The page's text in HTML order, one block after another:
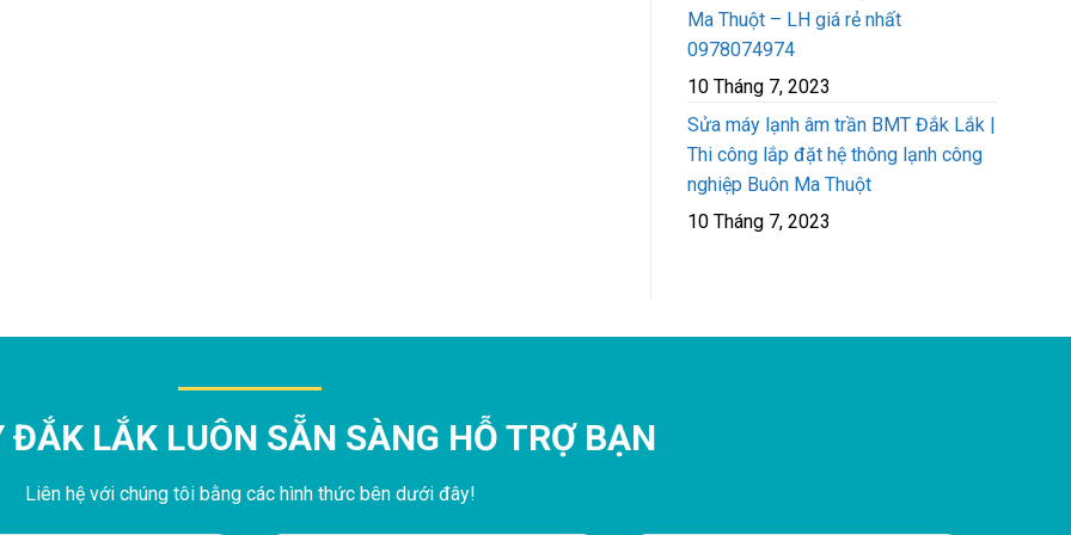
Ma Thuột – LH giá rẻ nhất
0978074974
10 Tháng 7, 2023
Sửa máy lạnh âm trần BMT Đắk Lắk |
Thi công lắp đặt hệ thông lạnh công
nghiệp Buôn Ma Thuột
10 Tháng 7, 2023
LẮK LUÔN SẴN SÀNG HỖ TRỢ BẠN
Liên hệ với chúng tôi bằng các hình thức bên dưới đây!